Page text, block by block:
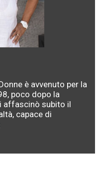
è avvenuto per la
poco dopo la
affascinò subito il
capace di